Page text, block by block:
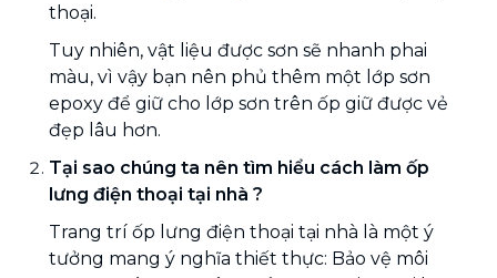
thoại.
Tuy nhiên, vật liệu được sơn sẽ nhanh phai
màu, vì vậy bạn nên phủ thêm một lớp sơn
epoxy để giữ cho lớp sơn trên ốp giữ được vẻ
đẹp lâu hơn.
Tại sao chúng ta nên tìm hiểu cách làm ốp
lưng điện thoại tại nhà ?
Trang trí ốp lưng điện thoại tại nhà là một ý
tưởng mang ý nghĩa thiết thực: Bảo vệ môi